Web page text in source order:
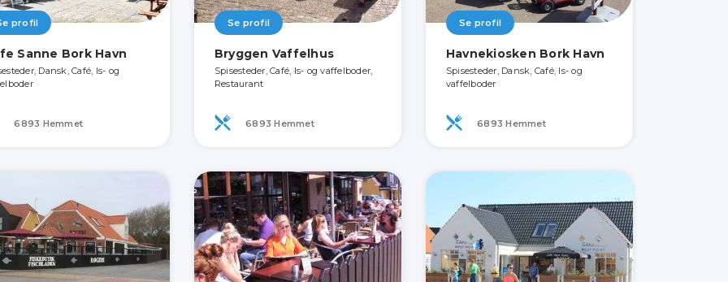
profil
Sanne Bork Havn
Dansk, Café, Is- og
6893 Hemmet
Se profil
Bryggen Vaffelhus
Spisesteder, Café, Is- og vaffelboder,
Restaurant
6893 Hemmet
Se profil
Havnekiosken Bork Havn
Spisesteder, Dansk, Café, Is- og
vaffelboder
6893 Hemmet